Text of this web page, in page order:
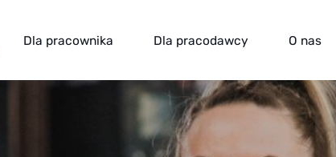
Dla pracownika Dla pracodawcy O nas